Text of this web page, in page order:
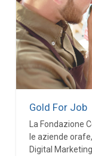
Gold For Job
La Fondazione
le aziende
Digital